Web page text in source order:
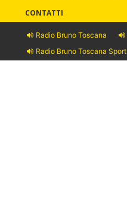
CONTATTI
Radio Bruno Toscana
Radio Bruno Toscana Sport